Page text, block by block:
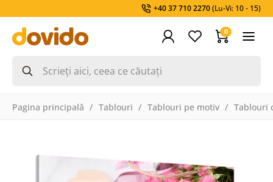
+40 37 710 2270(Lu-Vi: 10 - 15)
0
Pagina principală Tablouri Tablouri pe motiv Tablouri